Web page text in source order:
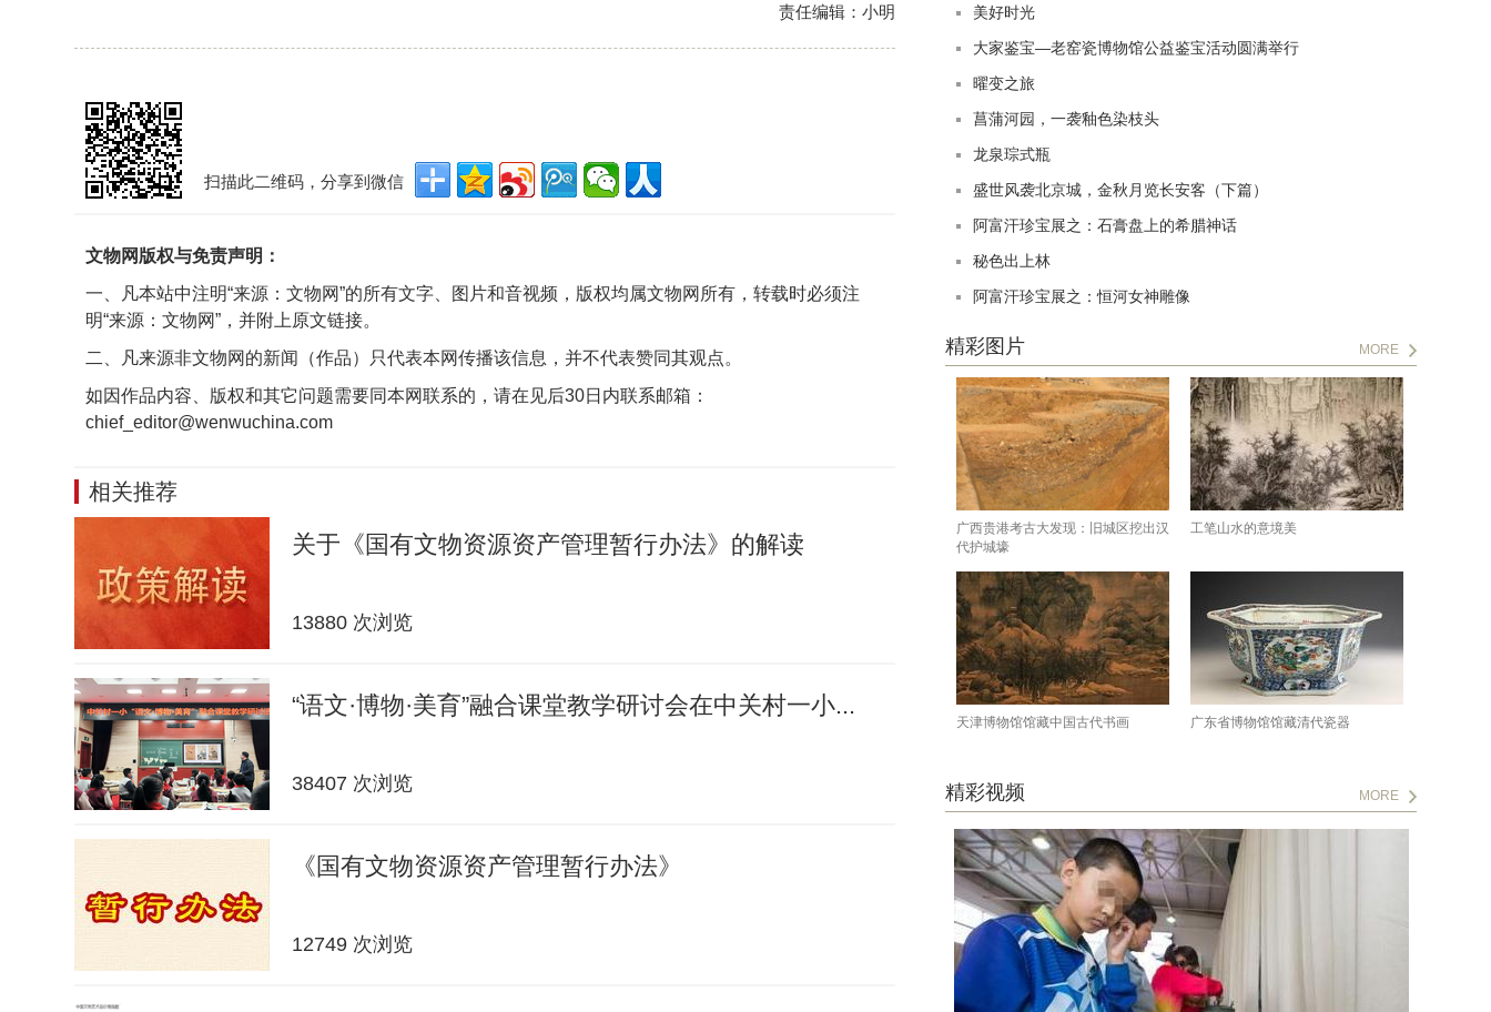
责任编辑：小明
扫描此二维码，分享到微信
文物网版权与免责声明：
一、凡本站中注明“来源：文物网”的所有文字、图片和音视频，版权均属文物网所有，转载时必须注
明“来源：文物网”，并附上原文链接。
二、凡来源非文物网的新闻（作品）只代表本网传播该信息，并不代表赞同其观点。
如因作品内容、版权和其它问题需要同本网联系的，请在见后30日内联系邮箱：
chief_editor@wenwuchina.com
相关推荐
关于《国有文物资源资产管理暂行办法》的解读
13880 次浏览
“语文·博物·美育”融合课堂教学研讨会在中关村一小...
38407 次浏览
《国有文物资源资产管理暂行办法》
12749 次浏览
美好时光
大家鉴宝—老窑瓷博物馆公益鉴宝活动圆满举行
曜变之旅
菖蒲河园，一袭釉色染枝头
龙泉琮式瓶
盛世风袭北京城，金秋月览长安客（下篇）
阿富汗珍宝展之：石膏盘上的希腊神话
秘色出上林
阿富汗珍宝展之：恒河女神雕像
精彩图片 MORE
广西贵港考古大发现：旧城区挖出汉
代护城壕
工笔山水的意境美
天津博物馆馆藏中国古代书画 广东省博物馆馆藏清代瓷器
精彩视频 MORE